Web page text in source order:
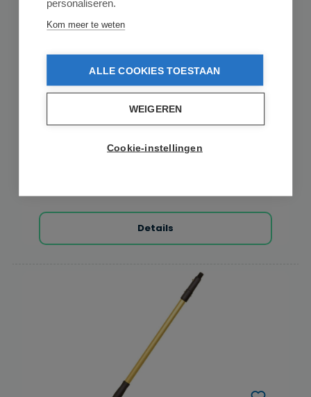
Ettore Reach Telescoopsteel - 2 Section
Ettore REA-C-H Telescoopsteel – 2-delig De Ettore REA-C-H
Details
personaliseren.
Kom meer te weten
ALLE COOKIES TOESTAAN
WEIGEREN
Cookie-instellingen